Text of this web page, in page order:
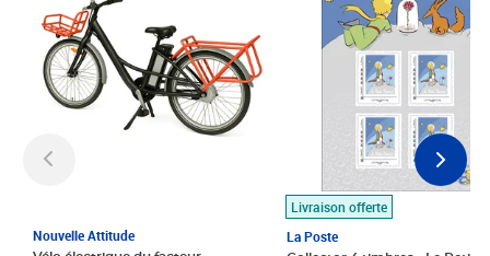
Nouvelle Attitude
Livraison offerte
La Poste